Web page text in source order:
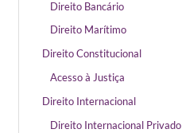
Direito Bancário
Direito Marítimo
Direito Constitucional
Acesso à Justiça
Direito Internacional
Direito Internacional Privado